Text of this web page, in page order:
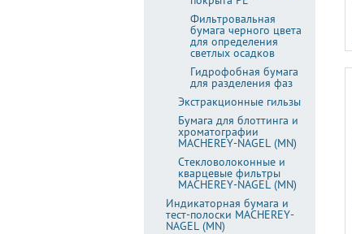
Фильтровальная
бумага черного цвета
для определения
светлых осадков
Гидрофобная бумага
для разделения фаз
Экстракционные гильзы
Бумага для блоттинга и
хроматографии
MACHEREY-NAGEL (MN)
Стекловолоконные и
кварцевые фильтры
MACHEREY-NAGEL (MN)
Индикаторная бумага и
тест-полоски MACHEREY-
NAGEL (MN)